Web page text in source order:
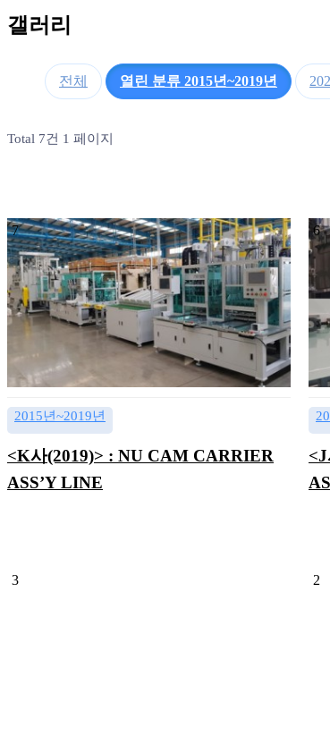
갤러리
전체 열린 분류 2015년~2019년
Total 7건 1 페이지
7
2015년~2019년
<K사(2019)> : NU CAM CARRIER
ASS’Y LINE
6
3 2